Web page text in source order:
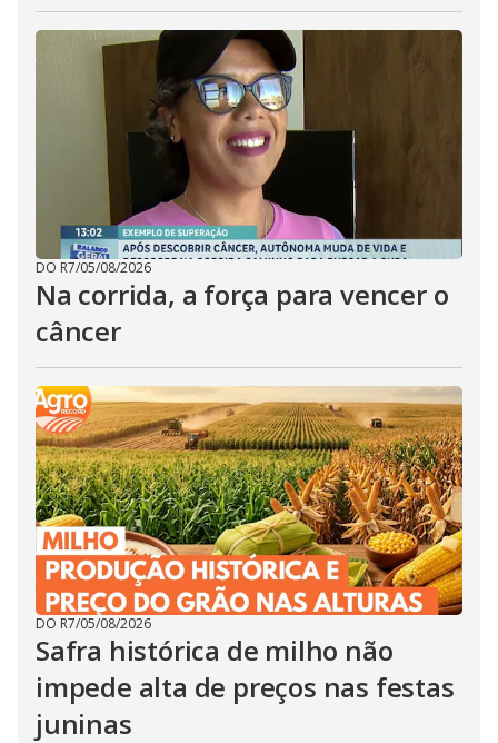
DO R7/05/08/2026
Na corrida, a força para vencer o
câncer
DO R7/05/08/2026
Safra histórica de milho não
impede alta de preços nas festas
juninas